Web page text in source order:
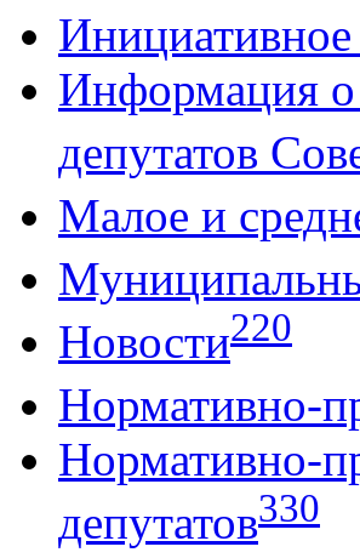
Информация
депутатов
Малое и
Новости220
Нормативно-
Нормативно-
депутатов330